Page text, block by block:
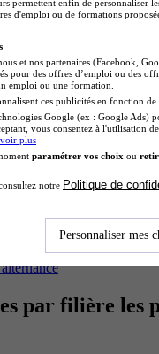
alternance
alternance
alternance
en alternance
Digital en alternance
alternance
en alternance
en alternance
alternance
alternance
par filière les
permettent enfin de personnaliser
d'emploi ou de formations
nous et nos partenaires (Facebook,
pour des offres d’emploi ou des
emploi ou une formation.
ces publicités en fonction
Google (ex : Google Ads)
vous consentez à l'utilisation
plus
paramétrer vos choix ou
notre Politique de
Personnaliser mes